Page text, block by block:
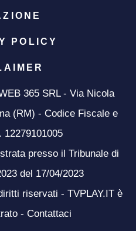
POLICY
365 SRL - Via Nicola
(RM) - Codice Fiscale e
12279101005
presso il Tribunale di
del 17/04/2023
riservati - TVPLAY.IT è
- Contattaci